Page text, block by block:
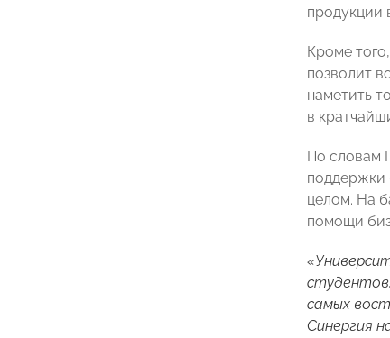
продукции
Кроме
позволит
наметить
в
По словам
поддержки
целом. На
помощи
самых
Синергия